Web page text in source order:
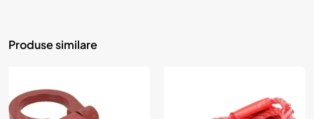
Produse similare